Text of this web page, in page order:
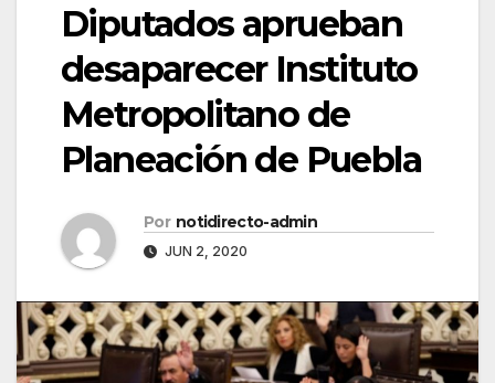
Diputados aprueban
desaparecer Instituto
Metropolitano de
Planeación de Puebla
Por notidirecto-admin
JUN 2, 2020